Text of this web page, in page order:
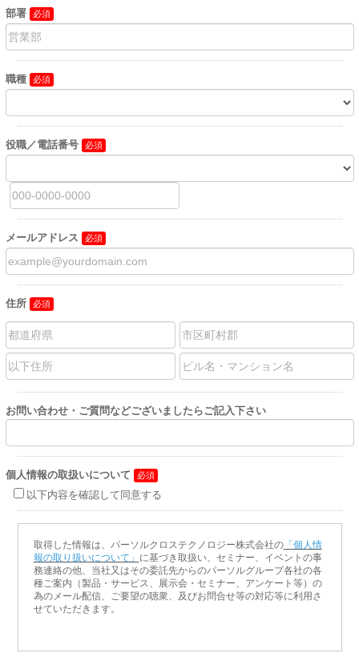
部署
職種
役職／電話番号
メールアドレス
住所
お問い合わせ・ご質問などございましたらご記入下さい
個人情報の取扱いについて
以下内容を確認して同意する
取得した情報は、パーソルクロステクノロジー株式会社の「個人情
報の取り扱いについて」 に基づき取扱い、セミナー、イベントの事
務連絡の他、当社又はその委託先からのパーソルグループ各社の各
種ご案内（製品・サービス、展示会・セミナー、アンケート等）の
為のメール配信、ご要望の聴衆、及びお問合せ等の対応等に利用さ
せていただきます。